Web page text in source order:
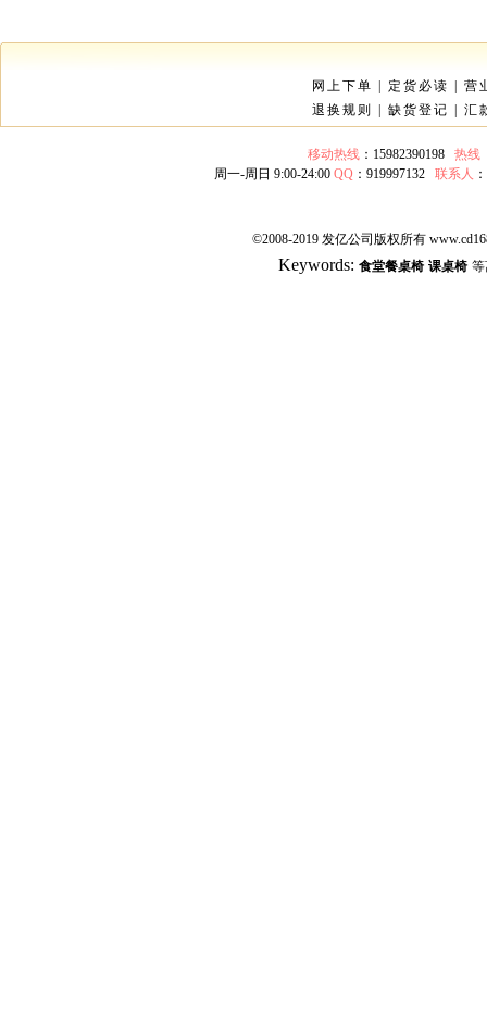
网上下单 定货必读
营
退换规则
缺货登记 汇
移动热线：15982390198 热线
周一-周日 9:00-24:00 QQ：919997132 联系人
©2008-2019 发亿公司版权所有
Keywords: 食堂餐桌椅 课桌椅